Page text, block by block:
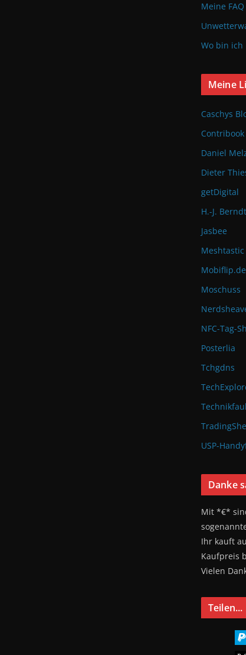
Meine FAQ
Wo bin ich
Meine
Caschys
Contribook
Daniel
Dieter
getDigital
H.-J. Berndt
Jasbee
Meshtastic
Mobiflip.de
Moschuss
NFC-Tag-
Posterlia
Tchgdns
USP-
Danke
Mit *€*
Ihr kauft
Kaufpreis
Vielen
Teilen...